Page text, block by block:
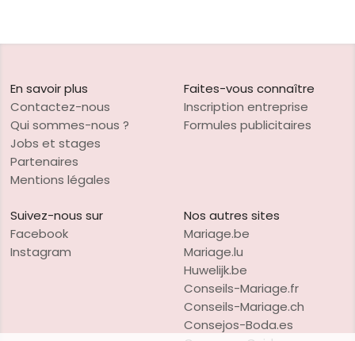
En savoir plus
Contactez-nous
Qui sommes-nous ?
Jobs et stages
Partenaires
Mentions légales
Faites-vous connaître
Inscription entreprise
Formules publicitaires
Suivez-nous sur
Facebook
Instagram
Nos autres sites
Mariage.be
Mariage.lu
Huwelijk.be
Conseils-Mariage.fr
Conseils-Mariage.ch
Consejos-Boda.es